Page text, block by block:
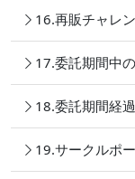
16.再販チャレ
17.委託期間中
18.委託期間経
19.サークルポ